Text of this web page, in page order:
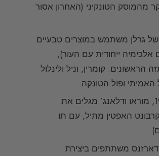
מהמוסק הטונקיני (האחרון אסור
של גרלן משתמש במוצרים טבעיים
אלכימיה ייחודית עם העור),
הראשונים: קומרין, וניל ולינלול
האמיתי ופול הטונקה.
בשנות ה-1900, מוראו ודלאנג’ מגלים את
האפטין מתיל, עם תו
בלז ודארזנס משתתפים ביצירת